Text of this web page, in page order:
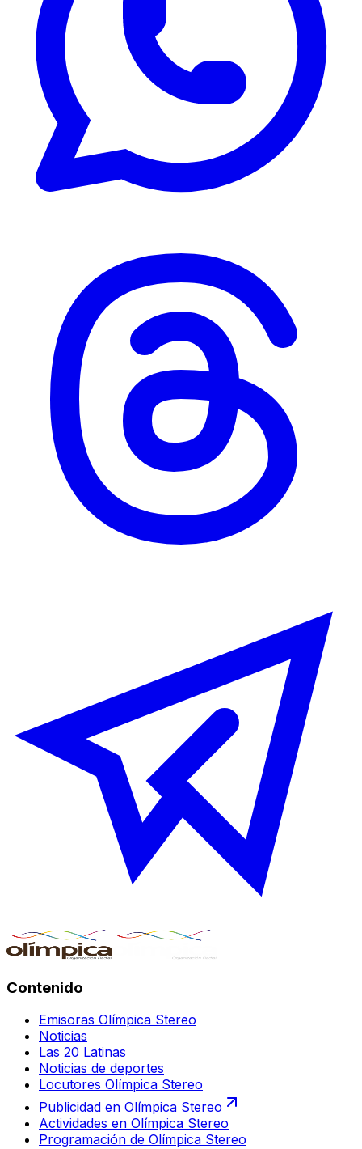
Contenido
Emisoras Olímpica Stereo
Noticias
Las 20 Latinas
Noticias de deportes
Locutores Olímpica Stereo
Publicidad en Olímpica Stereo
Actividades en Olímpica Stereo
Programación de Olímpica Stereo